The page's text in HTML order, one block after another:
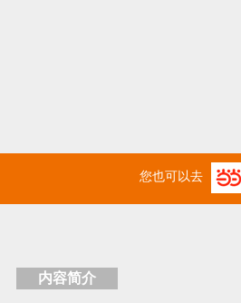
您也可以去
内容简介